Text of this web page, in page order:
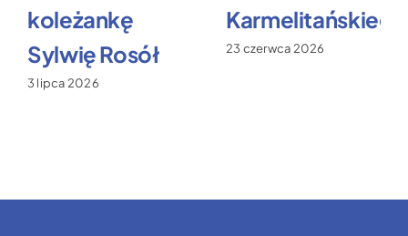
koleżankę
Sylwię Rosół
3 lipca 2026
Karmelitańskiego
23 czerwca 2026